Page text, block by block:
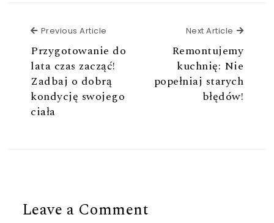
Previous Article
Przygotowanie do
lata czas zacząć!
Zadbaj o dobrą
kondycję swojego
ciała
Next Article Next
Remontujemy
kuchnię: Nie
popełniaj starych
błędów!
Leave a Comment